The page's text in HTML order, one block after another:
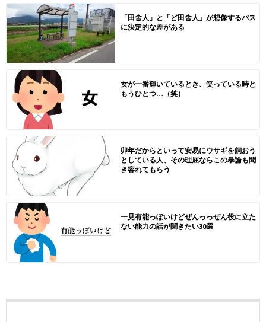
「田舎人」と「ど田舎人」が想像するバス
に決定的な差がある
女が一番輝いているとき、笑っている時と
もうひとつ…（笑）
卯年だからといって安易にウサギを飼おう
としている人、その理屈ならこの暴論も聞
き容れてもらう
一見有能っぽいけどぜんっっぜん役に立た
ない能力の話が聞きたい30選